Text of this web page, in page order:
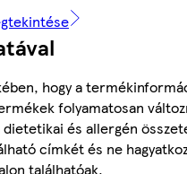
hogy a
folyamatosan
és allergén
címkét és ne
találhatóak.